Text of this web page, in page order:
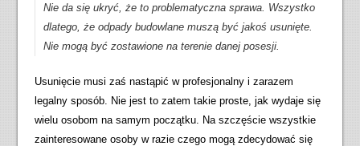
Nie da się ukryć, że to problematyczna sprawa. Wszystko
dlatego, że odpady budowlane muszą być jakoś usunięte.
Nie mogą być zostawione na terenie danej posesji.
Usunięcie musi zaś nastąpić w profesjonalny i zarazem
legalny sposób. Nie jest to zatem takie proste, jak wydaje się
wielu osobom na samym początku. Na szczęście wszystkie
zainteresowane osoby w razie czego mogą zdecydować się